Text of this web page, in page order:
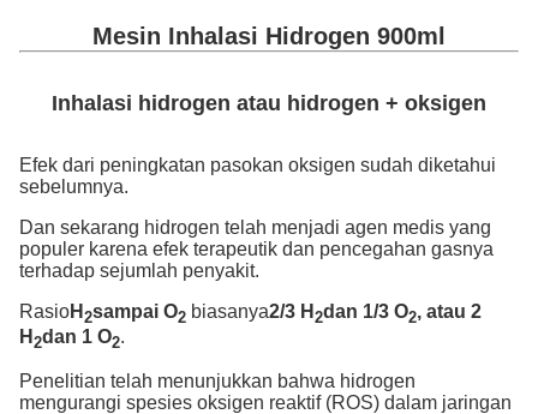
Mesin Inhalasi Hidrogen 900ml
Inhalasi hidrogen atau hidrogen + oksigen
Efek dari peningkatan pasokan oksigen sudah diketahui
sebelumnya.
Dan sekarang hidrogen telah menjadi agen medis yang
populer karena efek terapeutik dan pencegahan gasnya
terhadap sejumlah penyakit.
RasioH 2sampai O2 biasanya2/3 H 2dan 1/3 O2, atau 2
H 2dan 1 O2.
Penelitian telah menunjukkan bahwa hidrogen
mengurangi spesies oksigen reaktif (ROS) dalam jaringan